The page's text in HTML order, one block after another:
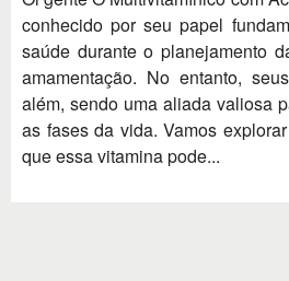
conhecido por seu papel
saúde durante o planejamento
amamentação. No entanto,
além, sendo uma aliada valiosa
as fases da vida. Vamos
que essa vitamina pode...